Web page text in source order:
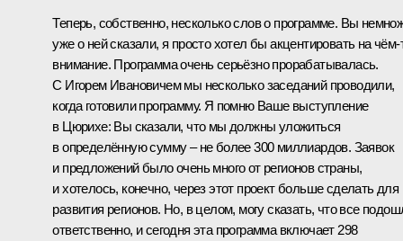
Теперь, собственно, несколько слов о программе. Вы
уже о ней сказали, я просто хотел бы акцентировать на
внимание. Программа очень серьёзно прорабатывалась.
С Игорем Ивановичем мы несколько заседаний проводили,
когда готовили программу. Я помню Ваше выступление
в Цюрихе: Вы сказали, что мы должны уложиться
в определённую сумму – не более 300 миллиардов. Заявок
и предложений было очень много от регионов страны,
и хотелось, конечно, через этот проект больше сделать для
развития регионов. Но, в целом, могу сказать, что все
ответственно, и сегодня эта программа включает 298